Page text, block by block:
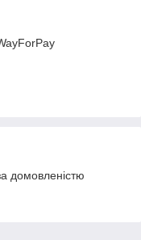
домовленістю